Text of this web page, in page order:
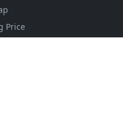
Price